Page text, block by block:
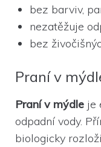
bez barviv,
nezatěžuje
bez
Praní v
Praní v mýdle je
odpadní vody.
biologicky